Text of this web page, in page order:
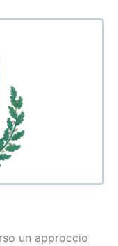
un approccio